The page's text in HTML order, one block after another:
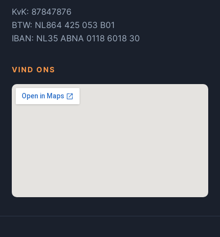
KvK: 87847876
BTW: NL864 425 053 B01
IBAN: NL35 ABNA 0118 6018 30
VIND ONS